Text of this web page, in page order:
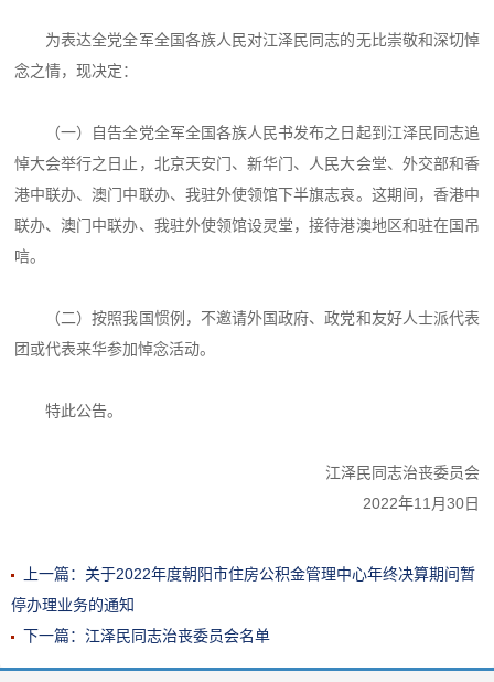
为表达全党全军全国各族人民对江泽民同志的无比崇敬和深切悼
念之情，现决定：
（一）自告全党全军全国各族人民书发布之日起到江泽民同志追
悼大会举行之日止，北京天安门、新华门、人民大会堂、外交部和香
港中联办、澳门中联办、我驻外使领馆下半旗志哀。这期间，香港中
联办、澳门中联办、我驻外使领馆设灵堂，接待港澳地区和驻在国吊
唁。
（二）按照我国惯例，不邀请外国政府、政党和友好人士派代表
团或代表来华参加悼念活动。
特此公告。
江泽民同志治丧委员会
2022年11月30日
上一篇：关于2022年度朝阳市住房公积金管理中心年终决算期间暂
停办理业务的通知
下一篇：江泽民同志治丧委员会名单